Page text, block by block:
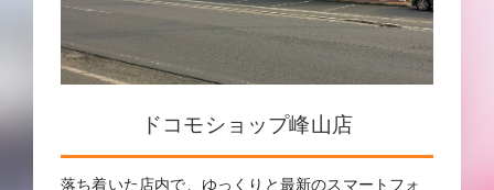
ドコモショップ峰山店
落ち着いた店内で、ゆっくりと最新のスマートフォ